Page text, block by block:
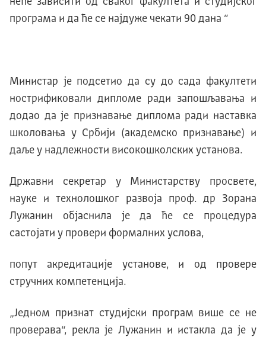
програма и да ће се најдуже чекати 90 дана “
Министар је подсетио да су до сада факултети
нострификовали дипломе ради запошљавања и
додао да је признавање диплома ради наставка
школовања у Србиjи (академско признавање) и
даље у надлежности високошколских установа.
Државни секретар у Mинистарству просвете,
науке и технолошког развоја проф. др Зорана
Лужанин обjаснила jе да ће се процедура
састоjати у провери формалних услова,
попут акредитациjе установе, и од провере
стручних компетенциjа.
„Jедном признат студиjски програм више се не
проверава“, рекла jе Лужанин и истакла да jе у